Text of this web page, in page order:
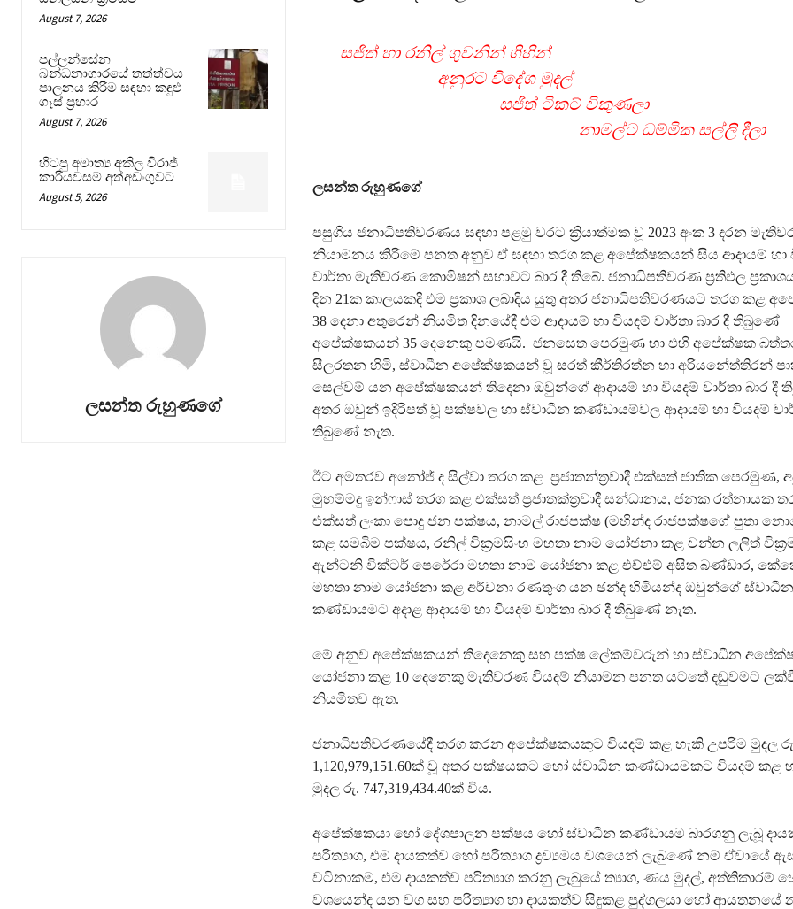
August 7, 2026
පල්ලන්සේන
බන්ධනාගාරයේ තත්ත්වය
පාලනය කිරීම සඳහා කඳුළු
ගෑස් ප්‍රහාර
August 7, 2026
හිටපු අමාත්‍ය අකිල විරාජ්
කාරියවසම් අත්අඩංගුවට
August 5, 2026
ලසන්ත රුහුණගේ
සජිත් හා රනිල් ගුවනින්
අනුරට විදේශ
සජිත් ටිකට්
නාමල්ට ධම්මික සල්ලි දීලා
ලසන්ත රුහුණගේ
පසුගිය ජනාධිපතිවරණය සඳහා පළමු වරට ක්‍රියාත්මක වූ 2023 අංක 3 දරන
නියාමනය කිරීමේ පනත අනුව ඒ සඳහා තරග කළ අපේක්ෂකයන් සිය ආදායම් හා
වාර්තා මැතිවරණ කොමිෂන් සභාවට බාර දී තිබේ. ජනාධිපතිවරණ ප්‍රතිඵල
දින 21ක කාලයකදී එම ප්‍රකාශ ලබාදිය යුතු අතර ජනාධිපතිවරණයට තරග කළ
38 දෙනා අතුරෙන් නියමිත දිනයේදී එම ආදායම් හා වියදම් වාර්තා බාර දී තිබුණේ
අපේක්ෂකයන් 35 දෙනෙකු පමණයි. ජනසෙත පෙරමුණ හා එහි අපේක්ෂක
සීලරතන හිමි, ස්වාධීන අපේක්ෂකයන් වූ සරත් කීර්තිරත්න හා අරියනේත්තිරන්
සෙල්වම් යන අපේක්ෂකයන් තිදෙනා ඔවුන්ගේ ආදායම් හා වියදම් වාර්තා බාර දී
අතර ඔවුන් ඉදිරිපත් වූ පක්ෂවල හා ස්වාධීන කණ්ඩායම්වල ආදායම් හා වියදම්
තිබුණේ නැත.
ඊට අමතරව අනෝජ් ද සිල්වා තරග කළ ප්‍රජාතන්ත්‍රවාදී එක්සත් ජාතික පෙරමුණ,
මුහම්මදු ඉන්ෆාස් තරග කළ එක්සත් ප්‍රජාතක්ත්‍රවාදී සන්ධානය, ජනක රත්නායක
එක්සත් ලංකා පොදු ජන පක්ෂය, නාමල් රාජපක්ෂ (මහින්ද රාජපක්ෂගේ පුතා
කළ සමබිම පක්ෂය, රනිල් වික්‍රමසිංහ මහතා නාම යෝජනා කළ චන්න ලලිත්
ඇන්ටනි වික්ටර් පෙරේරා මහතා නාම යෝජනා කළ එච්එම් අසිත බණ්ඩාර,
මහතා නාම යෝජනා කළ අර්චනා රණතුංග යන ඡන්ද හිමියන්ද ඔවුන්ගේ ස්වාධීන
කණ්ඩායමට අදාළ ආදායම් හා වියදම් වාර්තා බාර දී තිබුණේ නැත.
මේ අනුව අපේක්ෂකයන් තිදෙනෙකු සහ පක්ෂ ලේකම්වරුන් හා ස්වාධීන
යෝජනා කළ 10 දෙනෙකු මැතිවරණ වියදම් නියාමන පනත යටතේ දඬුවමට
නියමිතව ඇත.
ජනාධිපතිවරණයේදී තරග කරන අපේක්ෂකයකුට වියදම් කළ හැකි උපරිම මුදල
1,120,979,151.60ක් වූ අතර පක්ෂයකට හෝ ස්වාධීන කණ්ඩායමකට වියදම් කළ
මුදල රු. 747,319,434.40ක් විය.
අපේක්ෂකයා හෝ දේශපාලන පක්ෂය හෝ ස්වාධීන කණ්ඩායම බාරගනු ලැබූ
පරිත්‍යාග, එම දායකත්ව හෝ පරිත්‍යාග ද්‍රව්‍යමය වශයෙන් ලැබුණේ නම් ඒවායේ
වටිනාකම, එම දායකත්ව පරිත්‍යාග කරනු ලැබුයේ ත්‍යාග, ණය මුදල්, අත්තිකාරම්
වශයෙන්ද යන වග සහ පරිත්‍යාග හා දායකත්ව සිදුකළ පුද්ගලයා හෝ ආයතනයේ